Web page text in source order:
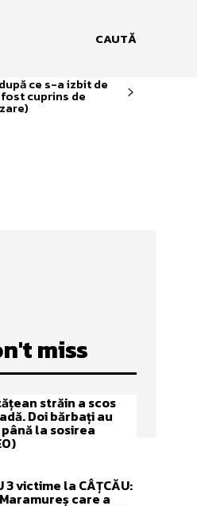
CAUTĂ
ce s-a izbit de
cuprins de
miss
străin a scos
Doi bărbați au
la sosirea
3 victime la CÂȚCĂU:
care a